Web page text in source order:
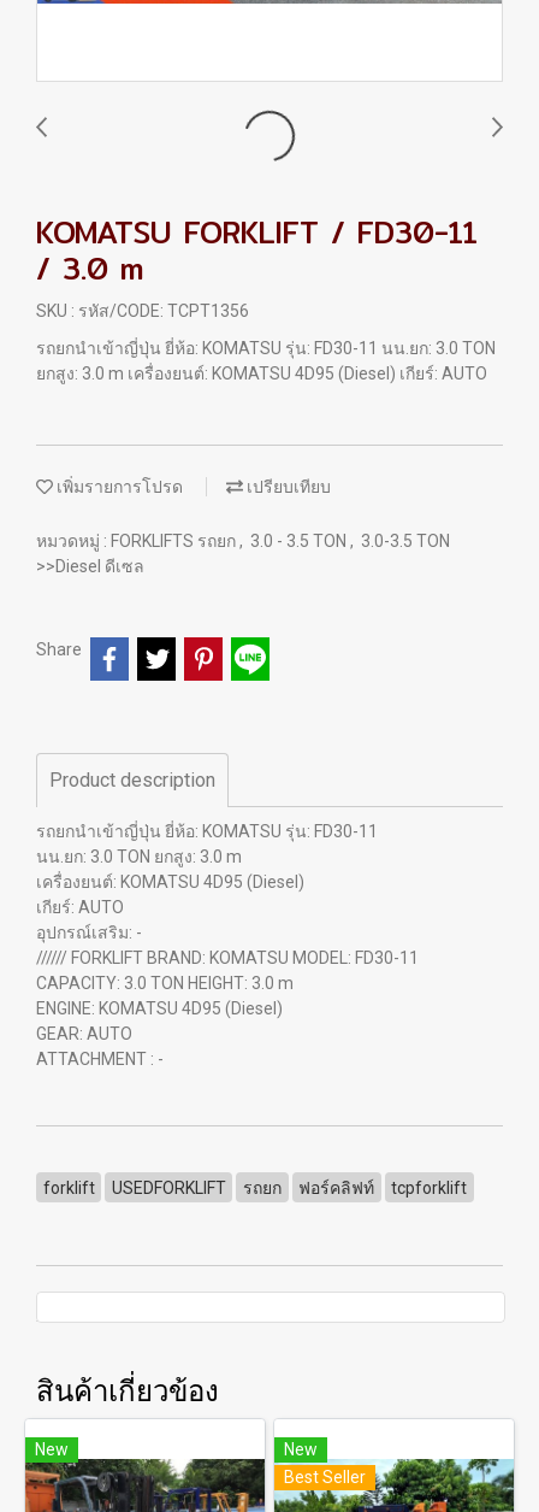
KOMATSU FORKLIFT / FD30-11
/ 3.0 m
SKU : รหัส/CODE: TCPT1356
รถยกนำเข้าญี่ปุ่น ยี่ห้อ: KOMATSU รุ่น: FD30-11 นน.ยก: 3.0 TON
ยกสูง: 3.0 m เครื่องยนต์: KOMATSU 4D95 (Diesel) เกียร์: AUTO
เพิ่มรายการโปรด เปรียบเทียบ
หมวดหมู่ : FORKLIFTS รถยก, 3.0 - 3.5 TON , 3.0-3.5 TON
>>Diesel ดีเซล
Share
Product description
รถยกนำเข้าญี่ปุ่น ยี่ห้อ: KOMATSU รุ่น: FD30-11
นน.ยก: 3.0 TON ยกสูง: 3.0 m
เครื่องยนต์: KOMATSU 4D95 (Diesel)
เกียร์: AUTO
อุปกรณ์เสริม: -
////// FORKLIFT BRAND: KOMATSU MODEL: FD30-11
CAPACITY: 3.0 TON HEIGHT: 3.0 m
ENGINE: KOMATSU 4D95 (Diesel)
GEAR: AUTO
ATTACHMENT : -
forklift USEDFORKLIFT รถยก ฟอร์คลิฟท์ tcpforklift
สินค้าเกี่ยวข้อง
New
New
Best Seller